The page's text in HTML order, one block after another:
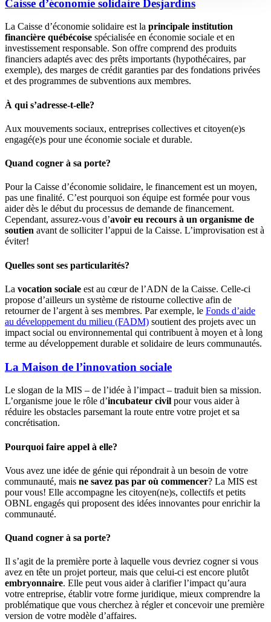
Caisse d’économie solidaire Desjardins
La Caisse d’économie solidaire est la principale institution
financière québécoise spécialisée en économie sociale et en
investissement responsable. Son offre comprend des produits
financiers adaptés avec des prêts importants (hypothécaires, par
exemple), des marges de crédit garanties par des fondations privées
et des programmes de subventions aux membres.
À qui s’adresse-t-elle?
Aux mouvements sociaux, entreprises collectives et citoyen(e)s
engagé(e)s pour une économie sociale et durable.
Quand cogner à sa porte?
Pour la Caisse d’économie solidaire, le financement est un moyen,
pas une finalité. C’est pourquoi son équipe est formée pour vous
aider dès le début du processus de demande de financement.
Cependant, assurez-vous d’avoir eu recours à un organisme de
soutien avant de solliciter l’appui de la Caisse. L’improvisation est à
éviter!
Quelles sont ses particularités?
La vocation sociale est au cœur de l’ADN de la Caisse. Celle-ci
propose d’ailleurs un système de ristourne collective afin de
retourner de l’argent à ses membres. Par exemple, le Fonds d’aide
au développement du milieu (FADM) soutient des projets avec un
impact social ou environnemental qui contribuent à moyen et à long
terme au développement durable et solidaire de leurs communautés.
La Maison de l’innovation sociale
Le slogan de la MIS – de l’idée à l’impact – traduit bien sa mission.
L’organisme joue le rôle d’incubateur civil pour vous aider à
réduire les obstacles parsemant la route entre votre projet et sa
concrétisation.
Pourquoi faire appel à elle?
Vous avez une idée de génie qui répondrait à un besoin de votre
communauté, mais ne savez pas par où commencer? La MIS est
pour vous! Elle accompagne les citoyen(ne)s, collectifs et petits
OBNL engagés qui proposent des idées innovantes pour enrichir la
communauté.
Quand cogner à sa porte?
Il s’agit de la première porte à laquelle vous devriez cogner si vous
avez en tête un projet porteur, mais que celui-ci est encore plutôt
embryonnaire. Elle peut vous aider à clarifier l’impact qu’aura
votre entreprise, établir votre forme juridique, mieux comprendre la
problématique que vous cherchez à régler et concevoir une première
version de votre modèle d’affaires.